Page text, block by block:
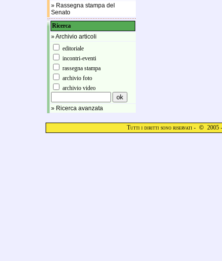
» Rassegna stampa del
Senato
Ricerca
» Archivio articoli
editoriale
incontri-eventi
rassegna stampa
archivio foto
archivio video
» Ricerca avanzata
Tutti i diritti sono riservati - © 2005